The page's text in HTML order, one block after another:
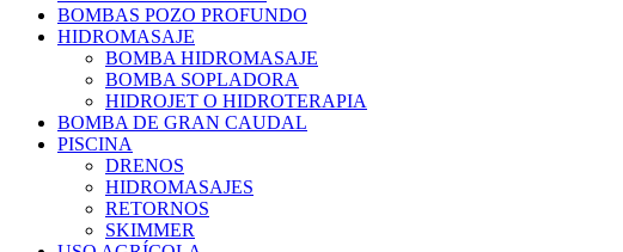
BOMBAS POZO PROFUNDO
HIDROMASAJE
BOMBA HIDROMASAJE
BOMBA SOPLADORA
HIDROJET O HIDROTERAPIA
BOMBA DE GRAN CAUDAL
PISCINA
DRENOS
HIDROMASAJES
RETORNOS
SKIMMER